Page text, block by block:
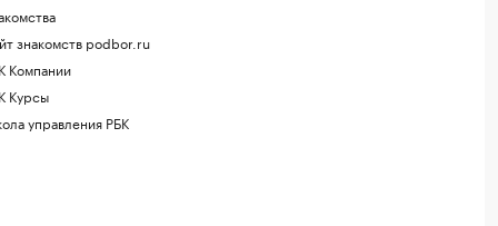
знакомств podbor.ru
Компании
Курсы
управления РБК